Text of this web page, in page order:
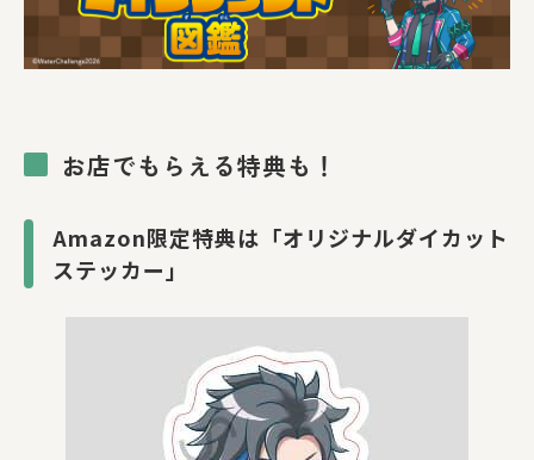
お店でもらえる特典も！
Amazon限定特典は「オリジナルダイカット
ステッカー」